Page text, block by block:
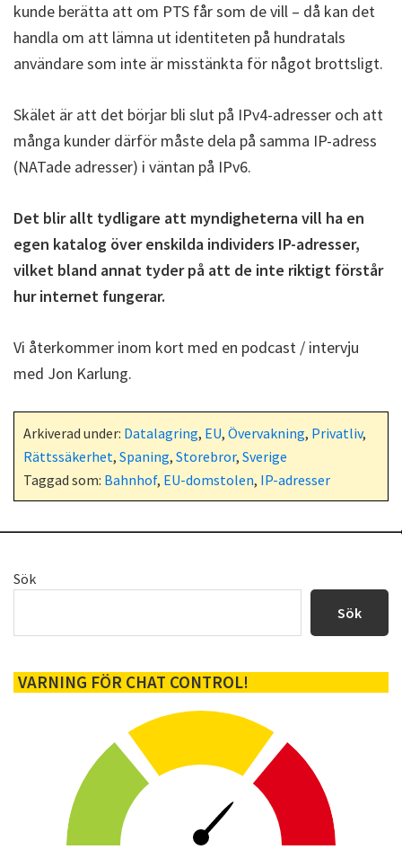
kunde berätta att om PTS får som de vill – då kan det
handla om att lämna ut identiteten på hundratals
användare som inte är misstänkta för något brottsligt.
Skälet är att det börjar bli slut på IPv4-adresser och att
många kunder därför måste dela på samma IP-adress
(NATade adresser) i väntan på IPv6.
Det blir allt tydligare att myndigheterna vill ha en
egen katalog över enskilda individers IP-adresser,
vilket bland annat tyder på att de inte riktigt förstår
hur internet fungerar.
Vi återkommer inom kort med en podcast / intervju
med Jon Karlung.
Arkiverad under: Datalagring, EU, Övervakning, Privatliv,
Rättssäkerhet, Spaning, Storebror, Sverige
Taggad som: Bahnhof, EU-domstolen, IP-adresser
Primärt
Sök
Sök
VARNING FÖR CHAT CONTROL!